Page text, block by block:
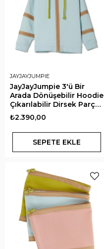
JAYJAYJUMPIE
JayJayJumpie 3'ü Bir
Arada Dönüşebilir Hoodie
Çıkarılabilir Dirsek Parçalı
Kapüşonlu Çocuk
Sweatshirt | Mavi
₺2.390,00
SEPETE EKLE